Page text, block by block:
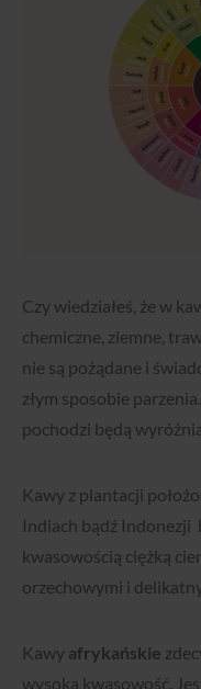
Czy wiedziałeś, że w
chemiczne, ziemne,
nie są pożądane i
złym sposobie parzenia.
pochodzi będą
Kawy z plantacji
Indiach bądź Indonezji
kwasowością ciężką
orzechowymi i
Kawy afrykańskie
wysoka kwasowość.